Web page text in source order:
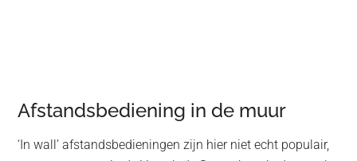
Afstandsbediening in de muur
‘In wall’ afstandsbedieningen zijn hier niet echt populair,